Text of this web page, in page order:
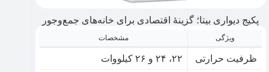
پکیج دیواری بیتا؛ گزینۀ اقتصادی برای خانه‌های جمع‌وجور
ویژگی مشخصات
ظرفیت حرارتی ۲۲، ۲۴ و ۲۶ کیلووات